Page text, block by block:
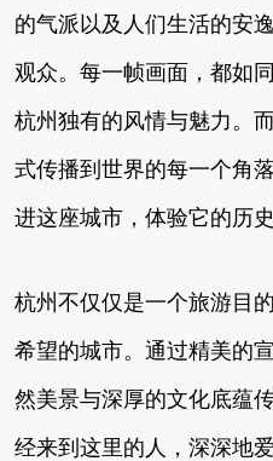
的气派以及人们生活的安
观众。每一帧画面，都如
杭州独有的风情与魅力。
式传播到世界的每一个角
进这座城市，体验它的历
杭州不仅仅是一个旅游目
希望的城市。通过精美的
然美景与深厚的文化底蕴
经来到这里的人，深深地